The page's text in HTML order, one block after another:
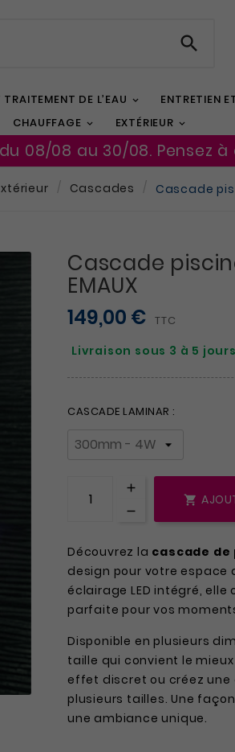

DE L’EAU
ENTRETIEN
CHAUFFAGE EXTÉRIEUR
08/08 au 30/08. Pensez
Cascades Cascade
Cascade
EMAUX
149,00 € TTC
Livraison sous 3 à 5
CASCADE LAMINAR :

Découvrez la cascade de
design pour votre espace
éclairage LED intégré,
parfaite pour vos
Disponible en plusieurs
taille qui convient le
effet discret ou créez
plusieurs tailles. Une
une ambiance unique.